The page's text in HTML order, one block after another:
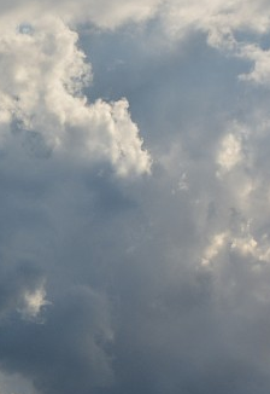
Половодье Волжская ГЭС